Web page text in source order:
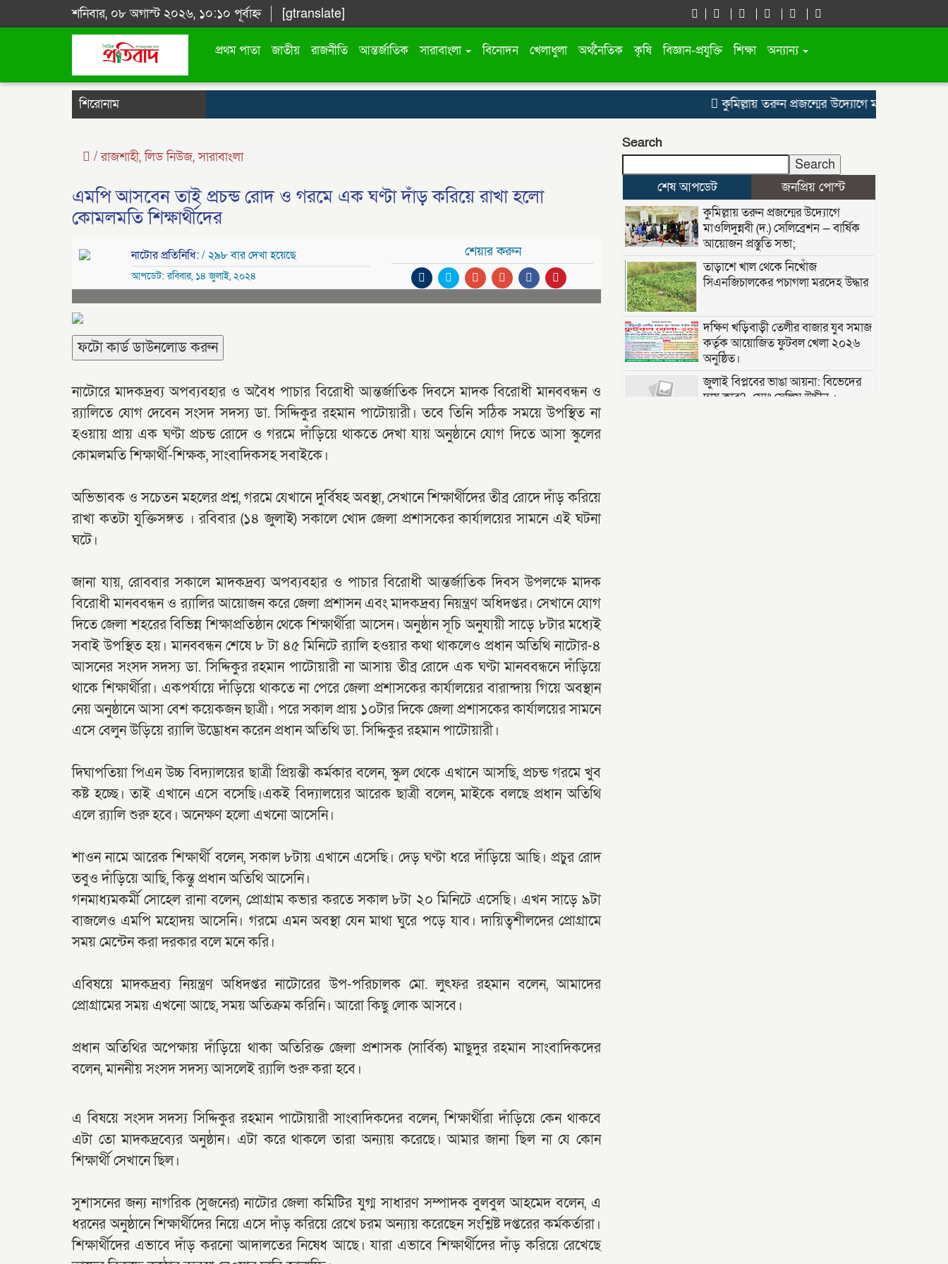
শনিবার, ০৮ অগাস্ট ২০২৬, ১০:১০ পূর্বাহ্ন [gtranslate]
প্রথম পাতা জাতীয় রাজনীতি আন্তর্জাতিক সারাবাংলা বিনোদন খেলাধুলা অর্থনৈতিক কৃষি বিজ্ঞান-প্রযুক্তি শিক্ষা অন্যান্য
শিরোনাম কুমিল্লায় তরুন প্রজন্মের উদ্যোগে মাওলিদুন্নবী (দ.)
/রাজশাহী,লিড নিউজ,সারাবাংলা
এমপি আসবেন তাই প্রচন্ড রোদ ও গরমে এক ঘণ্টা দাঁড় করিয়ে রাখা হলো
কোমলমতি শিক্ষার্থীদের
নাটোর প্রতিনিধি:/ ২৯৮ বার দেখা হয়েছে
আপডেট: রবিবার, ১৪ জুলাই, ২০২৪
শেয়ার করুন
ফটো কার্ড ডাউনলোড করুন
নাটোরে মাদকদ্রব্য অপব্যবহার ও অবৈধ পাচার বিরোধী আন্তর্জাতিক দিবসে মাদক বিরোধী মানববন্ধন ও
র‌্যালিতে যোগ দেবেন সংসদ সদস্য ডা. সিদ্দিকুর রহমান পাটোয়ারী। তবে তিনি সঠিক সময়ে উপস্থিত না
হওয়ায় প্রায় এক ঘণ্টা প্রচন্ড রোদে ও গরমে দাঁড়িয়ে থাকতে দেখা যায় অনুষ্ঠানে যোগ দিতে আসা স্কুলের
কোমলমতি শিক্ষার্থী-শিক্ষক, সাংবাদিকসহ সবাইকে।
অভিভাবক ও সচেতন মহলের প্রশ্ন, গরমে যেখানে দুর্বিষহ অবস্থা, সেখানে শিক্ষার্থীদের তীব্র রোদে দাঁড় করিয়ে
রাখা কতটা যুক্তিসঙ্গত । রবিবার (১৪ জুলাই) সকালে খোদ জেলা প্রশাসকের কার্যালয়ের সামনে এই ঘটনা
ঘটে।
জানা যায়, রোববার সকালে মাদকদ্রব্য অপব্যবহার ও পাচার বিরোধী আন্তর্জাতিক দিবস উপলক্ষে মাদক
বিরোধী মানববন্ধন ও র‌্যালির আয়োজন করে জেলা প্রশাসন এবং মাদকদ্রব্য নিয়ন্ত্রণ অধিদপ্তর। সেখানে যোগ
দিতে জেলা শহরের বিভিন্ন শিক্ষাপ্রতিষ্ঠান থেকে শিক্ষার্থীরা আসেন। অনুষ্ঠান সূচি অনুযায়ী সাড়ে ৮টার মধ্যেই
সবাই উপস্থিত হয়। মানববন্ধন শেষে ৮ টা ৪৫ মিনিটে র‌্যালি হওয়ার কথা থাকলেও প্রধান অতিথি নাটোর-৪
আসনের সংসদ সদস্য ডা. সিদ্দিকুর রহমান পাটোয়ারী না আসায় তীব্র রোদে এক ঘণ্টা মানববন্ধনে দাঁড়িয়ে
থাকে শিক্ষার্থীরা। একপর্যায়ে দাঁড়িয়ে থাকতে না পেরে জেলা প্রশাসকের কার্যালয়ের বারান্দায় গিয়ে অবস্থান
নেয় অনুষ্ঠানে আসা বেশ কয়েকজন ছাত্রী। পরে সকাল প্রায় ১০টার দিকে জেলা প্রশাসকের কার্যালয়ের সামনে
এসে বেলুন উড়িয়ে র‌্যালি উদ্ভোধন করেন প্রধান অতিথি ডা. সিদ্দিকুর রহমান পাটোয়ারী।
দিঘাপতিয়া পিএন উচ্চ বিদ্যালয়ের ছাত্রী প্রিয়ন্তী কর্মকার বলেন, স্কুল থেকে এখানে আসছি, প্রচন্ড গরমে খুব
কষ্ট হচ্ছে। তাই এখানে এসে বসেছি।একই বিদ্যালয়ের আরেক ছাত্রী বলেন, মাইকে বলছে প্রধান অতিথি
এলে র‌্যালি শুরু হবে। অনেক্ষণ হলো এখনো আসেনি।
শাওন নামে আরেক শিক্ষার্থী বলেন, সকাল ৮টায় এখানে এসেছি। দেড় ঘণ্টা ধরে দাঁড়িয়ে আছি। প্রচুর রোদ
তবুও দাঁড়িয়ে আছি, কিন্তু প্রধান অতিথি আসেনি।
গনমাধ্যমকর্মী সোহেল রানা বলেন, প্রোগ্রাম কভার করতে সকাল ৮টা ২০ মিনিটে এসেছি। এখন সাড়ে ৯টা
বাজলেও এমপি মহোদয় আসেনি। গরমে এমন অবস্থা যেন মাথা ঘুরে পড়ে যাব। দায়িত্বশীলদের প্রোগ্রামে
সময় মেন্টেন করা দরকার বলে মনে করি।
এবিষয়ে মাদকদ্রব্য নিয়ন্ত্রণ অধিদপ্তর নাটোরের উপ-পরিচালক মো. লুৎফর রহমান বলেন, আমাদের
প্রোগ্রামের সময় এখনো আছে, সময় অতিক্রম করিনি। আরো কিছু লোক আসবে।
প্রধান অতিথির অপেক্ষায় দাঁড়িয়ে থাকা অতিরিক্ত জেলা প্রশাসক (সার্বিক) মাছুদুর রহমান সাংবাদিকদের
বলেন, মাননীয় সংসদ সদস্য আসলেই র‌্যালি শুরু করা হবে।
এ বিষয়ে সংসদ সদস্য সিদ্দিকুর রহমান পাটোয়ারী সাংবাদিকদের বলেন, শিক্ষার্থীরা দাঁড়িয়ে কেন থাকবে
এটা তো মাদকদ্রব্যের অনুষ্ঠান। এটা করে থাকলে তারা অন্যায় করেছে। আমার জানা ছিল না যে কোন
শিক্ষার্থী সেখানে ছিল।
সুশাসনের জন্য নাগরিক (সুজনের) নাটোর জেলা কমিটির যুগ্ম সাধারণ সম্পাদক বুলবুল আহমেদ বলেন, এ
ধরনের অনুষ্ঠানে শিক্ষার্থীদের নিয়ে এসে দাঁড় করিয়ে রেখে চরম অন্যায় করেছেন সংশ্লিষ্ট দপ্তরের কর্মকর্তারা।
শিক্ষার্থীদের এভাবে দাঁড় করনো আদালতের নিষেধ আছে। যারা এভাবে শিক্ষার্থীদের দাঁড় করিয়ে রেখেছে
Search
Search
শেষ আপডেট
জনপ্রিয় পোস্ট
কুমিল্লায় তরুন প্রজন্মের উদ্যোগে
মাওলিদুন্নবী (দ.) সেলিব্রেশন — বার্ষিক
আয়োজন প্রস্তুতি সভা;
তাড়াশে খাল থেকে নিখোঁজ
সিএনজিচালকের পচাগলা মরদেহ উদ্ধার
দক্ষিণ খড়িবাড়ী তেলীর বাজার যুব সমাজ
কর্তৃক আয়োজিত ফুটবল খেলা ২০২৬
অনুষ্ঠিত।
জুলাই বিপ্লবের ভাঙা আয়না: বিভেদের
দায় কার?- মোঃ সেলিম উদ্দীন ।